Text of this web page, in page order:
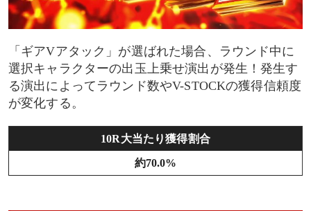
「ギアVアタック」が選ばれた場合、ラウンド中に
選択キャラクターの出玉上乗せ演出が発生！発生す
る演出によってラウンド数やV-STOCKの獲得信頼度
が変化する。
10R大当たり獲得割合
約70.0%